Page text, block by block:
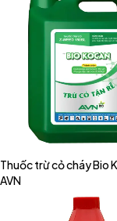
Thuốc trừ cỏ cháy Bio
AVN